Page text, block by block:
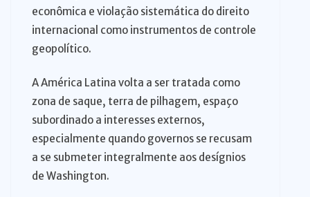
econômica e violação sistemática do direito
internacional como instrumentos de controle
geopolítico.
A América Latina volta a ser tratada como
zona de saque, terra de pilhagem, espaço
subordinado a interesses externos,
especialmente quando governos se recusam
a se submeter integralmente aos desígnios
de Washington.